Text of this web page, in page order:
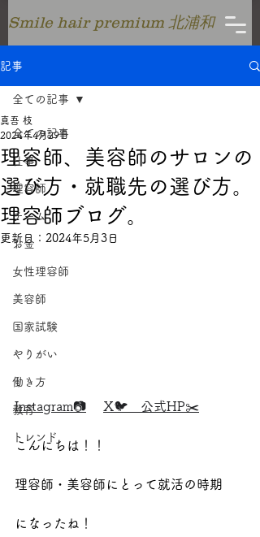
Smile hair premium 北浦和
記事
全ての記事
仕事
理容師
チーム
お金
女性理容師
美容師
国家試験
やりがい
働き方
教育
トレンド
全ての記事
理容師、美容師のサロンの
選び方・就職先の選び方。
理容師ブログ。
真吾 枝
2024年4月29日
更新日： 2024年5月3日
Instagram📷 X🐦 公式HP✂️
こんにちは！！
理容師・美容師にとって就活の時期
になったね！